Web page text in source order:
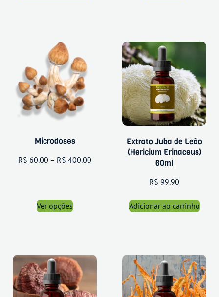
Microdoses
R$ 60.00 – R$ 400.00
Ver opções
Extrato Juba de Leão
(Hericium Erinaceus)
60ml
R$ 99.90
Adicionar ao carrinho